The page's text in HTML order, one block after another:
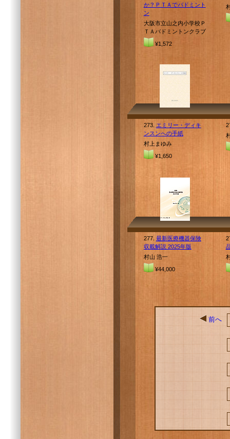
か？ＰＴＡでバドミント
ン
大阪市立山之内小学校Ｐ
ＴＡバドミントンクラブ
¥1,572
273. エミリー・ディキ
ンスンへの手紙
村上まゆみ
¥1,650
277. 最新医療機器保険
収載解説 2025年版
村山 浩一
¥44,000
前へ